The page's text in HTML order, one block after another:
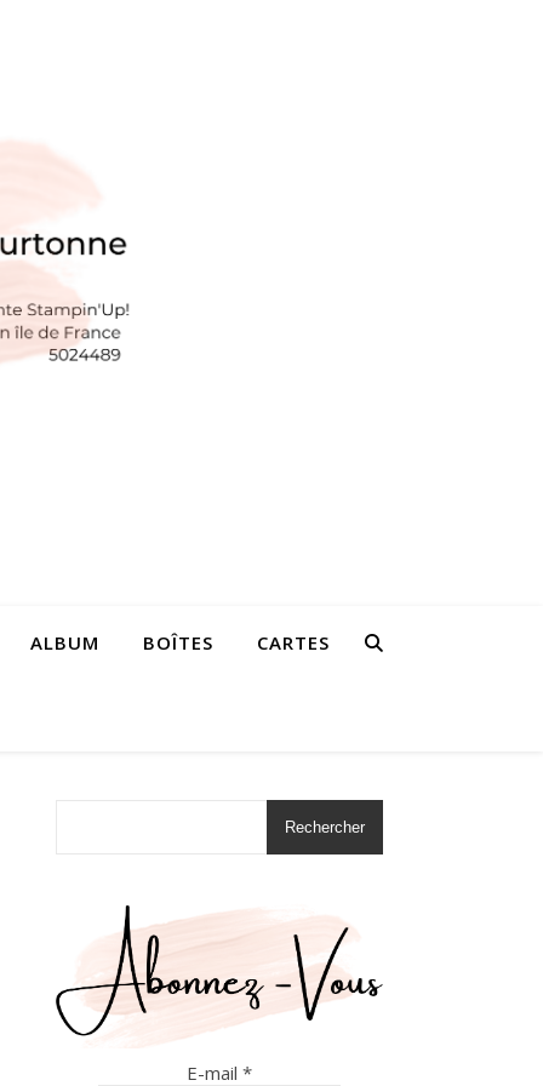
ALBUM BOÎTES CARTES
Rechercher
E-mail *